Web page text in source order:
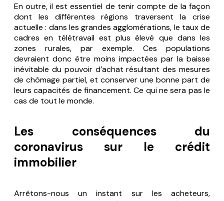
En outre, il est essentiel de tenir compte de la façon
dont les différentes régions traversent la crise
actuelle : dans les grandes agglomérations, le taux de
cadres en télétravail est plus élevé que dans les
zones rurales, par exemple. Ces populations
devraient donc être moins impactées par la baisse
inévitable du pouvoir d’achat résultant des mesures
de chômage partiel, et conserver une bonne part de
leurs capacités de financement. Ce qui ne sera pas le
cas de tout le monde.
Les conséquences du
coronavirus sur le crédit
immobilier
Arrêtons-nous un instant sur les acheteurs,